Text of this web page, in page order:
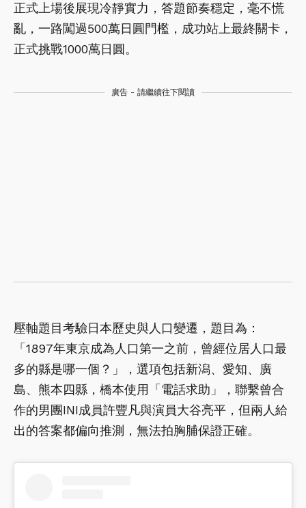
正式上場後展現冷靜實力，答題節奏穩定，毫不慌
亂，一路闖過500萬日圓門檻，成功站上最終關卡，
正式挑戰1000萬日圓。
廣告 - 請繼續往下閱讀
壓軸題目考驗日本歷史與人口變遷，題目為：
「1897年東京成為人口第一之前，曾經位居人口最
多的縣是哪一個？」，選項包括新潟、愛知、廣
島、熊本四縣，橋本使用「電話求助」，聯繫曾合
作的男團INI成員許豐凡與演員大谷亮平，但兩人給
出的答案都偏向推測，無法拍胸脯保證正確。